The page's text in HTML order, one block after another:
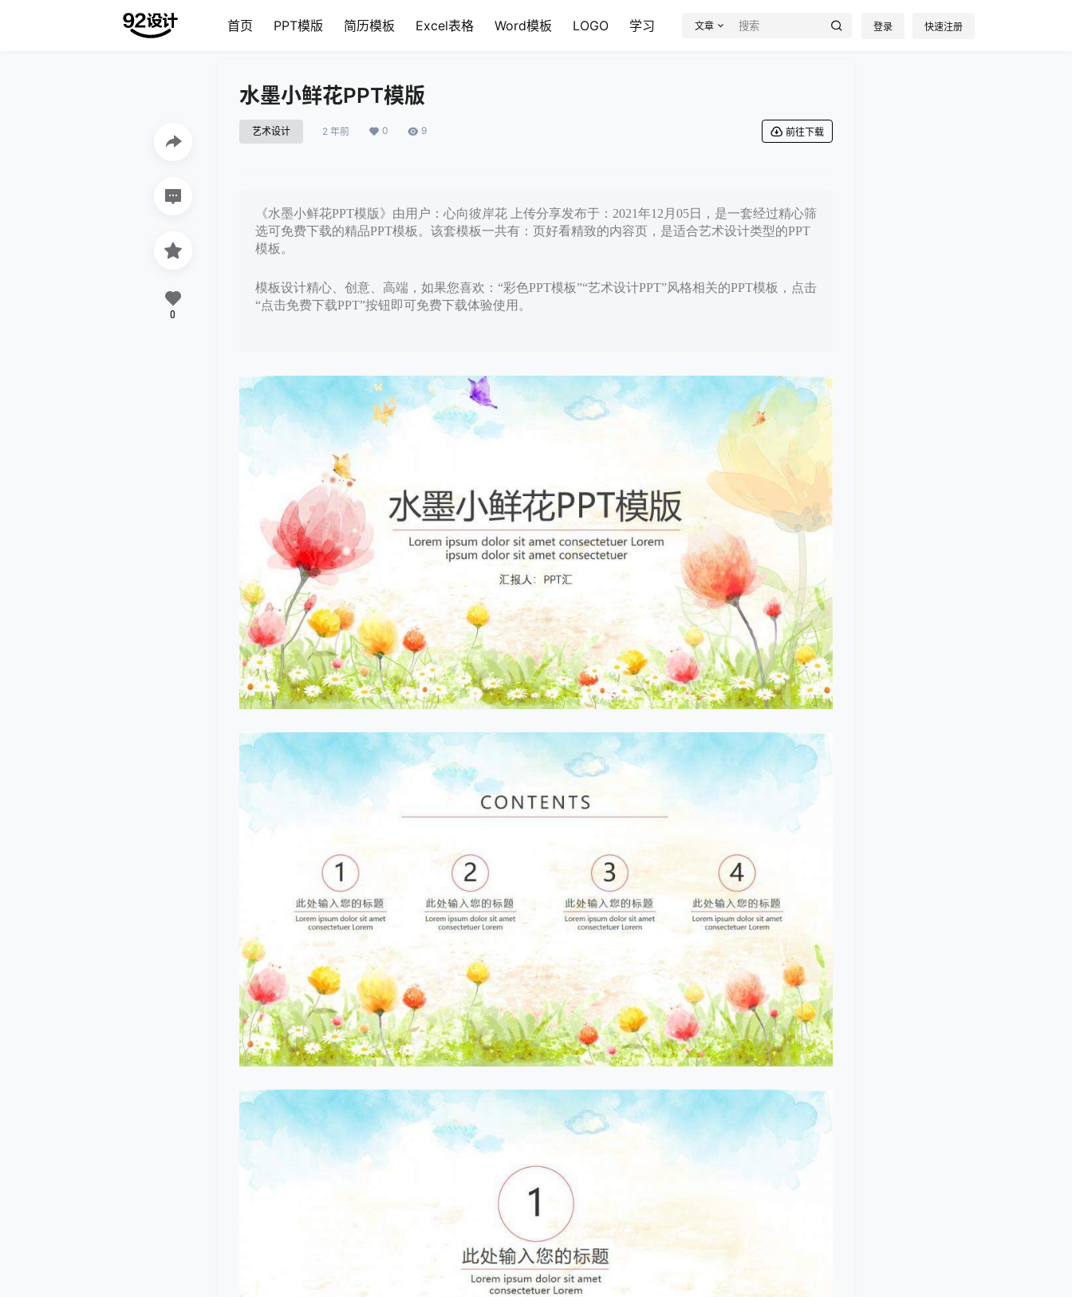
首页 PPT模版 简历模板 Excel表格 Word模板 LOGO 学习 文章 登录 快速注册
水墨小鲜花PPT模版
艺术设计 2 年前 0 9 前往下载
《水墨小鲜花PPT模版》由用户：心向彼岸花 上传分享发布于：2021年12月05日，是一套经过精心筛
选可免费下载的精品PPT模板。该套模板一共有：页好看精致的内容页，是适合艺术设计类型的PPT
模板。
模板设计精心、创意、高端，如果您喜欢：“彩色PPT模板”“艺术设计PPT”风格相关的PPT模板，点击
“点击免费下载PPT”按钮即可免费下载体验使用。
0